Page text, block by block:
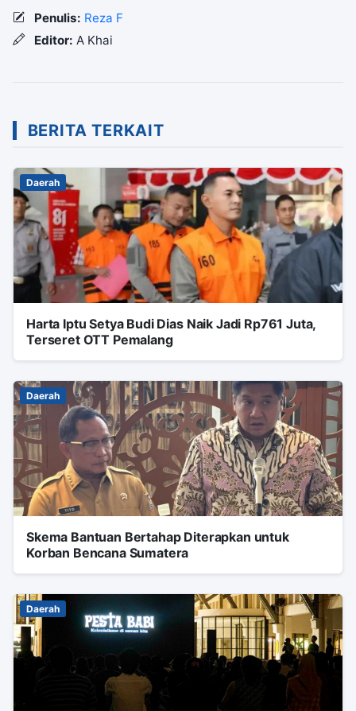
Penulis: Reza F
Editor: A Khai
BERITA TERKAIT
Daerah
Harta Iptu Setya Budi Dias Naik Jadi Rp761 Juta,
Terseret OTT Pemalang
Daerah
Skema Bantuan Bertahap Diterapkan untuk
Korban Bencana Sumatera
Daerah